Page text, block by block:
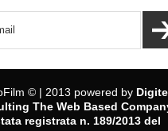
© | 2013 powered by
The Web Based
registrata n. 189/2013 del